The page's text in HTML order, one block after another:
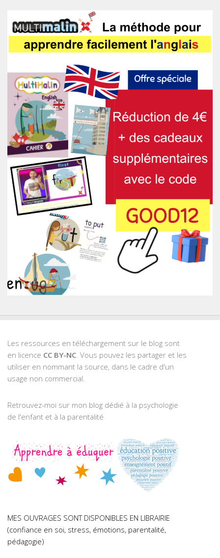
Les ressources en téléchargement sur le blog sont
en licence CC BY-NC . Vous pouvez les partager et les
utiliser en nommant la source, dans le cadre d'un
usage non commercial.
Retrouvez-moi sur mon blog dédié à la psychologie
de l'enfant et à la parentalité
MES OUVRAGES SONT DISPONIBLES EN LIBRAIRIE
(confiance en soi, stress, émotions, parentalité,
pédagogie)